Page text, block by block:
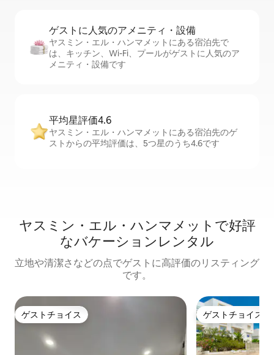
ゲストに人⁠気⁠のア⁠メ⁠ニ⁠テ⁠ィ・設⁠備
ヤスミン・エル・ハンマメットにある宿泊先で
は、キッチン、Wi-Fi、プールがゲストに人気のア
メニティ・設備です
平均星評価4.6
ヤスミン・エル・ハンマメットにある宿泊先のゲ
ストからの平均評価は、5つ星のうち4.6です
ヤスミン・エル・ハンマメットで好評
なバケーションレンタル
立地や清潔さなどの点でゲストに高評価のリスティング
です。
ゲストチョイス
ゲストチョイス ゲストチョイス
ゲストチョイス